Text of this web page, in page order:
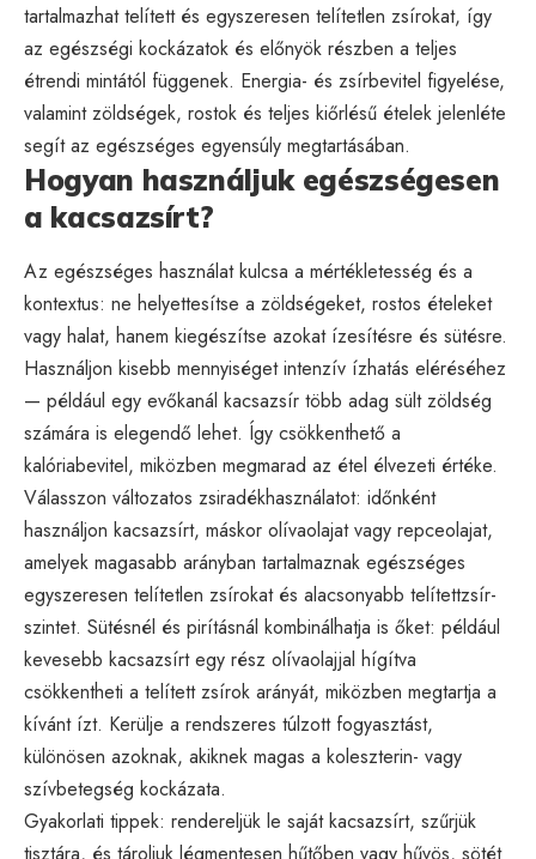
tartalmazhat telített és egyszeresen telítetlen zsírokat, így
az egészségi kockázatok és előnyök részben a teljes
étrendi mintától függenek. Energia- és zsírbevitel figyelése,
valamint zöldségek, rostok és teljes kiőrlésű ételek jelenléte
segít az egészséges egyensúly megtartásában.
Hogyan használjuk egészségesen
a kacsazsírt?
Az egészséges használat kulcsa a mértékletesség és a
kontextus: ne helyettesítse a zöldségeket, rostos ételeket
vagy halat, hanem kiegészítse azokat ízesítésre és sütésre.
Használjon kisebb mennyiséget intenzív ízhatás eléréséhez
— például egy evőkanál kacsazsír több adag sült zöldség
számára is elegendő lehet. Így csökkenthető a
kalóriabevitel, miközben megmarad az étel élvezeti értéke.
Válasszon változatos zsiradékhasználatot: időnként
használjon kacsazsírt, máskor olívaolajat vagy repceolajat,
amelyek magasabb arányban tartalmaznak egészséges
egyszeresen telítetlen zsírokat és alacsonyabb telítettzsír-
szintet. Sütésnél és pirításnál kombinálhatja is őket: például
kevesebb kacsazsírt egy rész olívaolajjal hígítva
csökkentheti a telített zsírok arányát, miközben megtartja a
kívánt ízt. Kerülje a rendszeres túlzott fogyasztást,
különösen azoknak, akiknek magas a koleszterin- vagy
szívbetegség kockázata.
Gyakorlati tippek: rendereljük le saját kacsazsírt, szűrjük